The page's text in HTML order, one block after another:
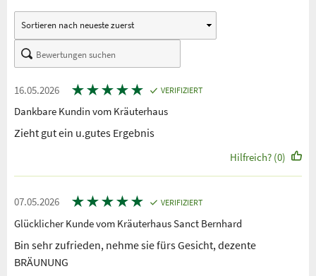
16.05.2026 ★★★★★ VERIFIZIERT
Dankbare Kundin vom Kräuterhaus
Zieht gut ein u.gutes Ergebnis
Hilfreich? (0)
07.05.2026 ★★★★★ VERIFIZIERT
Glücklicher Kunde vom Kräuterhaus Sanct Bernhard
Bin sehr zufrieden, nehme sie fürs Gesicht, dezente
BRÄUNUNG